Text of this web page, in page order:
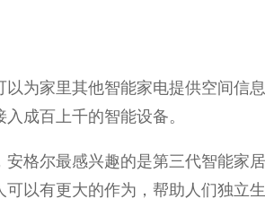
为家里其他智能家电提供空间信
成百上千的智能设备。
格尔最感兴趣的是第三代智能家
以有更大的作为，帮助人们独立